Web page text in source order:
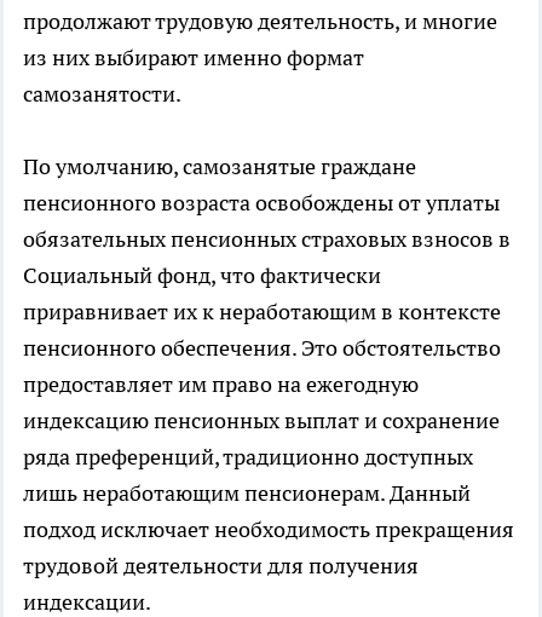
продолжают трудовую деятельность, и многие
из них выбирают именно формат
самозанятости.
По умолчанию, самозанятые граждане
пенсионного возраста освобождены от уплаты
обязательных пенсионных страховых взносов в
Социальный фонд, что фактически
приравнивает их к неработающим в контексте
пенсионного обеспечения. Это обстоятельство
предоставляет им право на ежегодную
индексацию пенсионных выплат и сохранение
ряда преференций, традиционно доступных
лишь неработающим пенсионерам. Данный
подход исключает необходимость прекращения
трудовой деятельности для получения
индексации.